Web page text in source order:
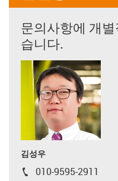
문의사항에 개
습니다.
김성우
igus-icon-phone
010-9595-2911